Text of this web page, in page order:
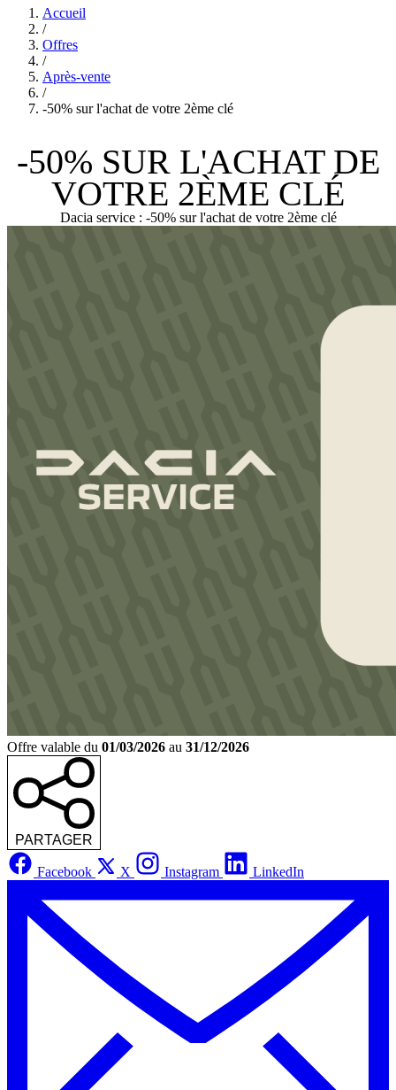
Accueil
/
Offres
/
Après-vente
/
-50% sur l'achat de votre 2ème clé
-50% SUR L'ACHAT DE
VOTRE 2ÈME CLÉ
Dacia service : -50% sur l'achat de votre 2ème clé
Offre valable du 01/03/2026 au 31/12/2026
PARTAGER
Facebook X Instagram LinkedIn